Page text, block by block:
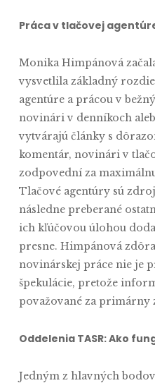
Práca v tlačovej
Monika Himpánová
vysvetlila základný
agentúre a prácou v
novinári v denníkoch
vytvárajú články s
komentár, novinári v
zodpovední za
Tlačové agentúry sú
následne preberané
ich kľúčovou úlohou
presne. Himpánová
novinárskej práce nie je
špekulácie, pretože
považované za primárny
Oddelenia TASR: Ako
Jedným z hlavných